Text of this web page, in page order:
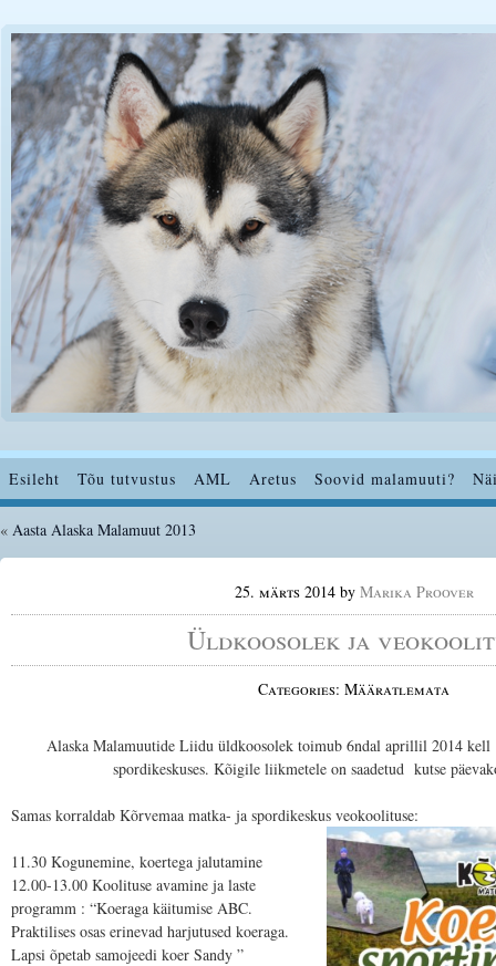
Esileht Tõu tutvustus AML Aretus Soovid malamuuti?
« Aasta Alaska Malamuut 2013
25. märts 2014 by Marika Proover
Üldkoosolek ja
Categories: Määratlemata
Alaska Malamuutide Liidu üldkoosolek toimub 6ndal aprillil 2014 kell
spordikeskuses. Kõigile liikmetele on saadetud kutse
Samas korraldab Kõrvemaa matka- ja spordikeskus veokoolituse:
11.30 Kogunemine, koertega jalutamine
12.00-13.00 Koolituse avamine ja laste
programm : “Koeraga käitumise ABC.
Praktilises osas erinevad harjutused koeraga.
Lapsi õpetab samojeedi koer Sandy ”